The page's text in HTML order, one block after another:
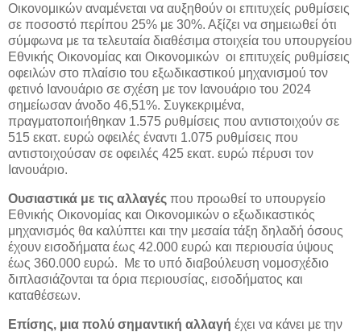
Οικονομικών αναμένεται να αυξηθούν οι επιτυχείς ρυθμίσεις
σε ποσοστό περίπου 25% με 30%. Αξίζει να σημειωθεί ότι
σύμφωνα με τα τελευταία διαθέσιμα στοιχεία του υπουργείου
Εθνικής Οικονομίας και Οικονομικών οι επιτυχείς ρυθμίσεις
οφειλών στο πλαίσιο του εξωδικαστικού μηχανισμού τον
φετινό Ιανουάριο σε σχέση με τον Ιανουάριο του 2024
σημείωσαν άνοδο 46,51%. Συγκεκριμένα,
πραγματοποιήθηκαν 1.575 ρυθμίσεις που αντιστοιχούν σε
515 εκατ. ευρώ οφειλές έναντι 1.075 ρυθμίσεις που
αντιστοιχούσαν σε οφειλές 425 εκατ. ευρώ πέρυσι τον
Ιανουάριο.
Ουσιαστικά με τις αλλαγές που προωθεί το υπουργείο
Εθνικής Οικονομίας και Οικονομικών ο εξωδικαστικός
μηχανισμός θα καλύπτει και την μεσαία τάξη δηλαδή όσους
έχουν εισοδήματα έως 42.000 ευρώ και περιουσία ύψους
έως 360.000 ευρώ. Με το υπό διαβούλευση νομοσχέδιο
διπλασιάζονται τα όρια περιουσίας, εισοδήματος και
καταθέσεων.
Επίσης, μια πολύ σημαντική αλλαγή έχει να κάνει με την